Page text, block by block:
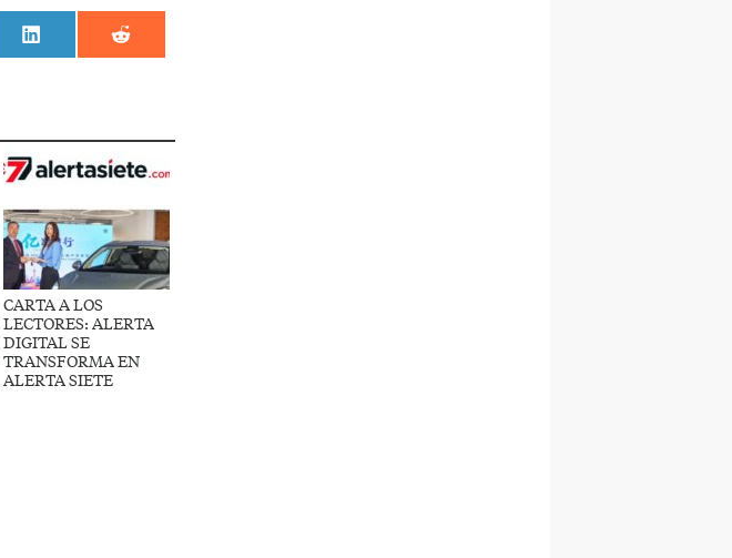
Compartir
en
Compartir
en
CARTA A LOS
LECTORES: ALERTA
DIGITAL SE
TRANSFORMA EN
ALERTA SIETE